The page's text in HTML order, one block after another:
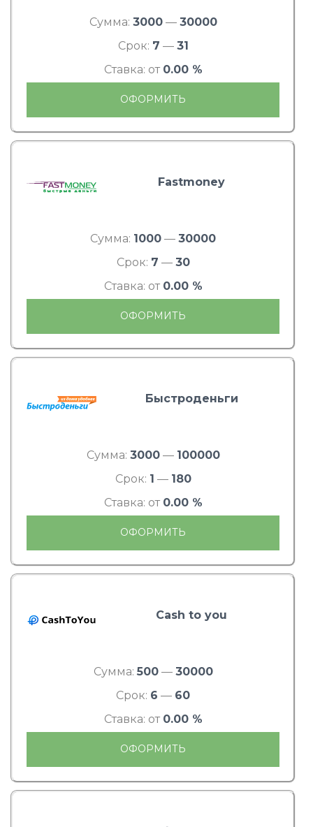
Сумма: 3000— 30000
Срок: 7 — 31
Ставка: от 0.00 %
ОФОРМИТЬ
Fastmoney
Сумма: 1000 — 30000
Срок: 7 — 30
Ставка: от 0.00 %
ОФОРМИТЬ
Быстроденьги
Сумма: 3000— 100000
Срок: 1 — 180
Ставка: от 0.00 %
ОФОРМИТЬ
Cash to you
Сумма: 500— 30000
Срок: 6 — 60
Ставка: от 0.00 %
ОФОРМИТЬ